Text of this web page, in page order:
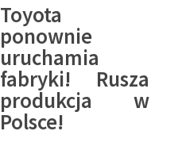
Toyota
ponownie
uruchamia
fabryki! Rusza
produkcja w
Polsce!